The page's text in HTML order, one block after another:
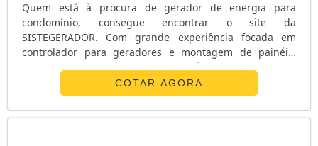
Quem está à procura de gerador de energia para
condomínio, consegue encontrar o site da
SISTEGERADOR. Com grande experiência focada em
controlador para geradores e montagem de painéis,
garantindo a satisfação da venda até a entrega final com
foco total na qualidade. Focando na qualidade sobre
gerador de energia para condomínio, é importante
buscar um local que ofereça inovação e tecnologia de
COTAR AGORA